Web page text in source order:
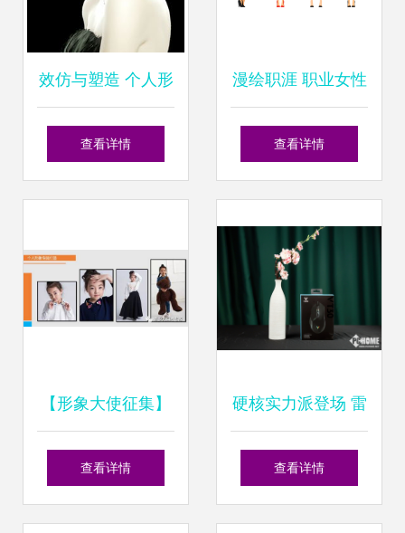
效仿与塑造 个人形
象设计的双重艺术
查看详情
漫绘职涯 职业女性
卡通动漫形象与服
查看详情
【形象大使征集】
全方位立体宣传形
查看详情
硬核实力派登场 雷
柏VT30幻彩RGB
查看详情